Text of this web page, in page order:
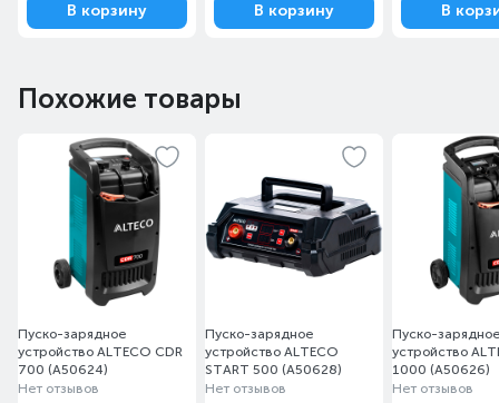
В корзину В корзину В
Похожие товары
Пуско-зарядное
устройство ALTECO CDR
700 (A50624)
Нет отзывов
Пуско-зарядное
устройство ALTECO
START 500 (A50628)
Нет отзывов
Пуско-зарядное
устройство
1000 (A50626)
Нет отзывов